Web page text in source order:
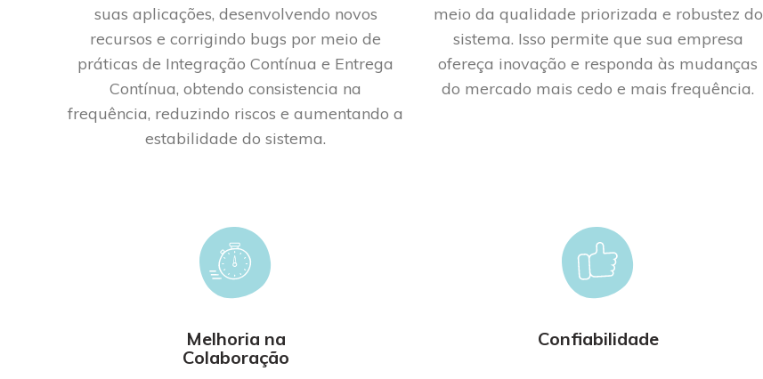
suas aplicações, desenvolvendo novos
recursos e corrigindo bugs por meio de
práticas de Integração Contínua e Entrega
Contínua,obtendo consistencia na
frequência, reduzindo riscos e aumentando a
estabilidade do sistema.
meio da qualidade priorizada e robustez do
sistema. Isso permite que sua empresa
ofereça inovação e responda às mudanças
do mercado mais cedo e mais frequência.
Melhoria na
Colaboração
Confiabilidade